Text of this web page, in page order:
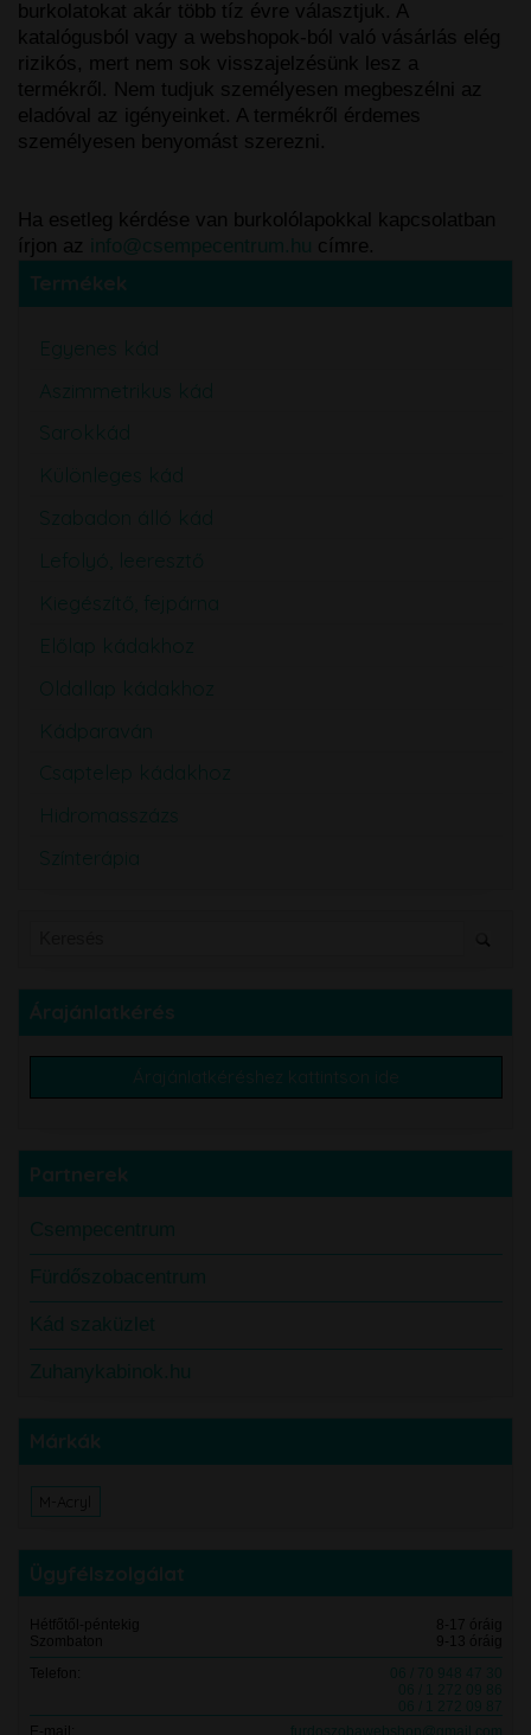
burkolatokat akár több tíz évre választjuk. A
katalógusból vagy a webshopok-ból való vásárlás elég
rizikós, mert nem sok visszajelzésünk lesz a
termékről. Nem tudjuk személyesen megbeszélni az
eladóval az igényeinket. A termékről érdemes
személyesen benyomást szerezni.
Ha esetleg kérdése van burkolólapokkal kapcsolatban
írjon az
info@csempecentrum.hu címre.
Termékek
Egyenes kád
Aszimmetrikus kád
Sarokkád
Különleges kád
Szabadon álló kád
Lefolyó, leeresztő
Kiegészítő, fejpárna
Előlap kádakhoz
Oldallap kádakhoz
Kádparaván
Csaptelep kádakhoz
Hidromasszázs
Színterápia
Árajánlatkérés
Árajánlatkéréshez kattintson ide
Partnerek
Csempecentrum
Fürdőszobacentrum
Kád szaküzlet
Zuhanykabinok.hu
Márkák
M-Acryl
Ügyfélszolgálat
Hétfőtől-péntekig
8-17 óráig
Szombaton
9-13 óráig
Telefon:
06 / 70 948 47 30
06 / 1 272 09 86
06 / 1 272 09 87